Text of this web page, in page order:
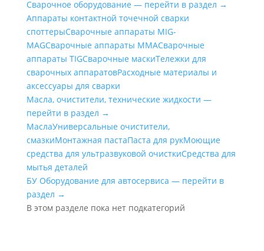
Сварочное оборудование — перейти в раздел →
Аппараты контактной точечной сварки
cпоттерыСварочные аппараты MIG-
MAGСварочные аппараты MMAСварочные
аппараты TIGСварочные маскиТележки для
сварочных аппаратовРасходные материалы и
аксессуары для сварки
Масла, очистители, технические жидкости —
перейти в раздел →
МаслаУниверсальные очистители,
смазкиМонтажная пастаПаста для рукМоющие
средства для ультразвуковой очисткиСредства для
мытья деталей
БУ Оборудование для автосервиса — перейти в
раздел →
В этом разделе пока нет подкатегорий